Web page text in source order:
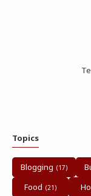
Topics
Blogging
Food